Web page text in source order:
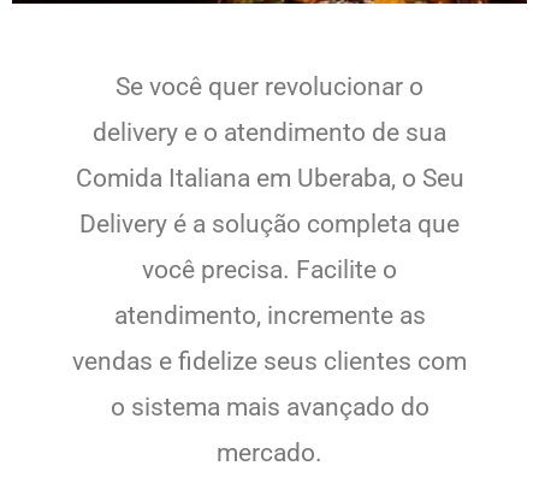
Se você quer revolucionar o
delivery e o atendimento de sua
Comida Italiana em Uberaba, o Seu
Delivery é a solução completa que
você precisa. Facilite o
atendimento, incremente as
vendas e fidelize seus clientes com
o sistema mais avançado do
mercado.